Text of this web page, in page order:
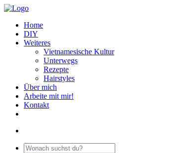
Home
DIY
Weiteres
Vietnamesische Kultur
Unterwegs
Rezepte
Hairstyles
Über mich
Arbeite mit mir!
Kontakt